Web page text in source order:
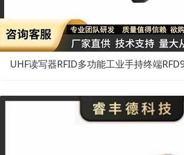
UHF读写器RFID多功能工业手持终端